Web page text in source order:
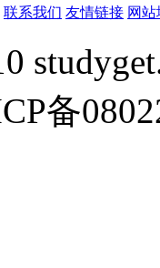
联系我们 友情链接 网
备